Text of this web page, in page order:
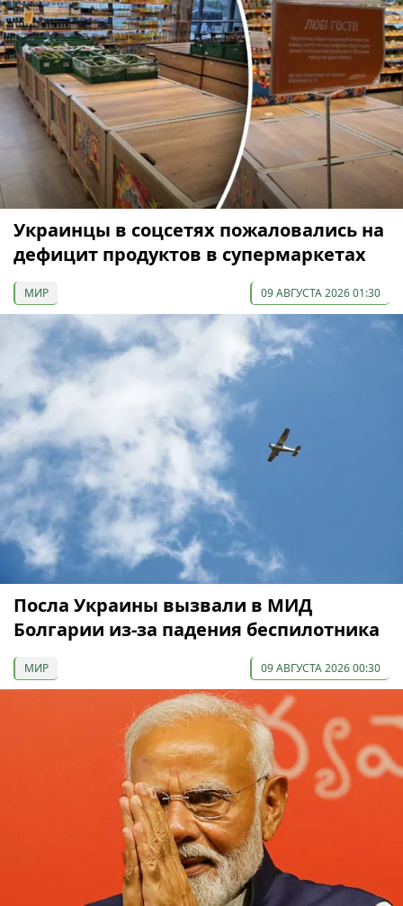
Украинцы в соцсетях пожаловались на
дефицит продуктов в супермаркетах
МИР 09 АВГУСТА 2026 01:30
Посла Украины вызвали в МИД
Болгарии из-за падения беспилотника
МИР 09 АВГУСТА 2026 00:30